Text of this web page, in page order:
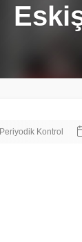
Periyodik Kontrol